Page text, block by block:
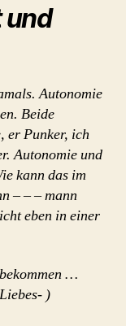
und
Autonomie
Beide
er Punker, ich
Autonomie und
kann das im
– – – mann
eben in einer
…
)